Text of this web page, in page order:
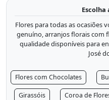
Flores para todas as ocasiões
genuíno, arranjos florais com
qualidade disponíveis para
José
Flores com Chocolates
Girassóis Coroa de